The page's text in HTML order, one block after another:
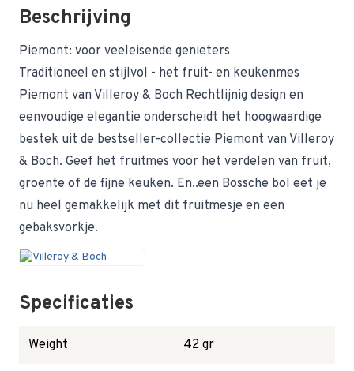
Beschrijving
Piemont: voor veeleisende genieters
Traditioneel en stijlvol - het fruit- en keukenmes
Piemont van Villeroy & Boch Rechtlijnig design en
eenvoudige elegantie onderscheidt het hoogwaardige
bestek uit de bestseller-collectie Piemont van Villeroy
& Boch. Geef het fruitmes voor het verdelen van fruit,
groente of de fijne keuken. En..een Bossche bol eet je
nu heel gemakkelijk met dit fruitmesje en een
gebaksvorkje.
Specificaties
Weight 42 gr